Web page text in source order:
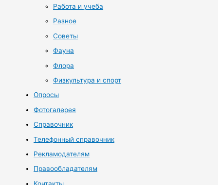
Работа и учеба
Разное
Советы
Фауна
Флора
Физкультура и спорт
Опросы
Фотогалерея
Справочник
Телефонный справочник
Рекламодателям
Правообладателям